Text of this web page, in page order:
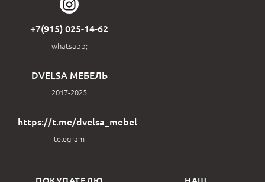
+7(915) 025-14-62
whatsapp;
DVELSA МЕБЕЛЬ
2017-2025
https://t.me/dvelsa_mebel
telegram